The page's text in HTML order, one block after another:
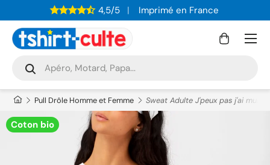
ALLER AU CONTENU
4,5/5 Imprimé en France
Recherche
Rechercher
Panier
Menu
Pull Drôle Homme et Femme Sweat Adulte J'peux pas j'ai muscu
Coton bio